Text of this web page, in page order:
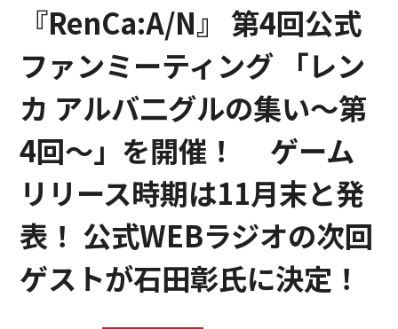
『RenCa:A/N』 第4回公式
ファンミーティング 「レン
カ アルバ二グルの集い～第
4回～」を開催！ ゲーム
リリース時期は11月末と発
表！ 公式WEBラジオの次回
ゲストが石田彰氏に決定！